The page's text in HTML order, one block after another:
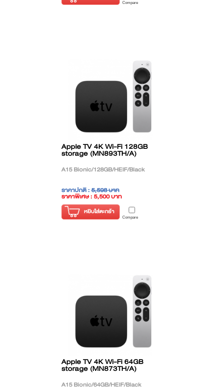
Compare
Apple TV 4K Wi-Fi 128GB
storage (MN893TH/A)
A15 Bionic/128GB/HEIF/Black
ราคาปกติ :5,598 บาท
ราคาพิเศษ : 5,500 บาท
( ราคาไม่รวมภาษี )
หยิบใส่ตะกร้า
Compare
Apple TV 4K Wi-Fi 64GB
storage (MN873TH/A)
A15 Bionic/64GB/HEIF/Black